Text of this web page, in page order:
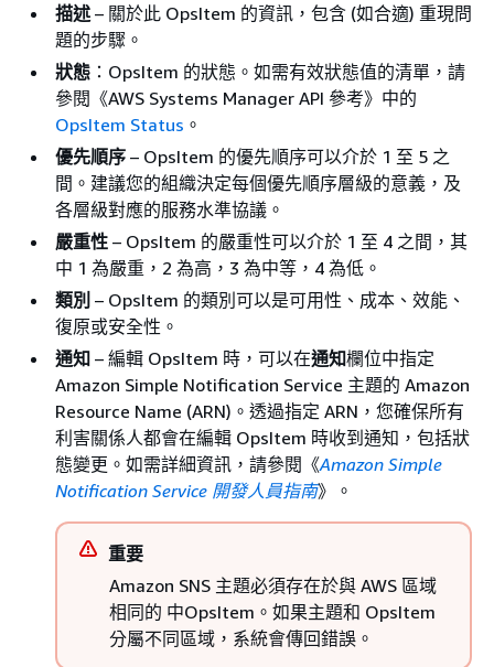
描述 – 關於此 OpsItem 的資訊，包含 (如合適) 重現問
題的步驟。
狀態 ：OpsItem 的狀態。如需有效狀態值的清單，請
參閱《AWS Systems Manager API 參考》 中的
OpsItem Status 。
優先順序 – OpsItem 的優先順序可以介於 1 至 5 之
間。建議您的組織決定每個優先順序層級的意義，及
各層級對應的服務水準協議。
嚴重性 – OpsItem 的嚴重性可以介於 1 至 4 之間，其
中 1 為嚴重，2 為高，3 為中等，4 為低。
類別 – OpsItem 的類別可以是可用性、成本、效能、
復原或安全性。
通知 – 編輯 OpsItem 時，可以在通知欄位中指定
Amazon Simple Notification Service 主題的 Amazon
Resource Name (ARN)。透過指定 ARN，您確保所有
利害關係人都會在編輯 OpsItem 時收到通知，包括狀
態變更。如需詳細資訊，請參閱《Amazon Simple
Notification Service 開發人員指南》。
重要
Amazon SNS 主題必須存在於與 AWS 區域
相同的 中OpsItem。如果主題和 OpsItem
分屬不同區域，系統會傳回錯誤。